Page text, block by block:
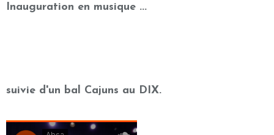
Inauguration en musique ...
suivie d'un bal Cajuns au DIX.